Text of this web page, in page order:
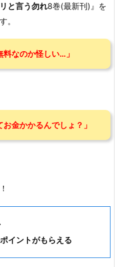
と言う勿れ8巻(最新刊)』を
。
料なのか怪しい…」
お金かかるんでしょ？」
イントがもらえる